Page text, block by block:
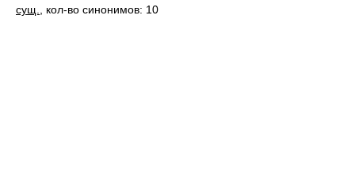
сущ.
, кол-во синонимов: 10